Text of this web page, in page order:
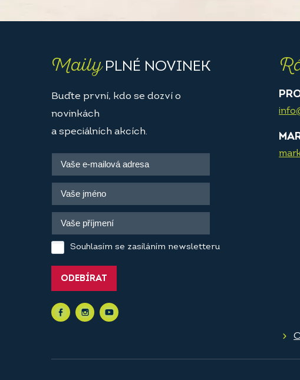
MailyPLNÉ NOVINEK
Buďte první, kdo se dozví o
novinkách
a speciálních akcích.
Souhlasím se zasíláním newsletteru
ODEBÍRAT